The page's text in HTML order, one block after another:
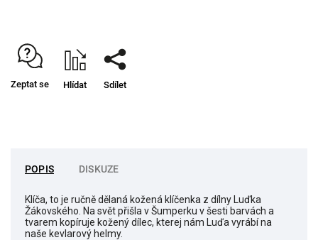
Zeptat se Hlídat Sdílet
POPIS DISKUZE
Klíča, to je ručně dělaná kožená klíčenka z dílny Luďka
Žákovského. Na svět přišla v Šumperku v šesti barvách a
tvarem kopíruje kožený dílec, kterej nám Luďa vyrábí na
naše kevlarový helmy.